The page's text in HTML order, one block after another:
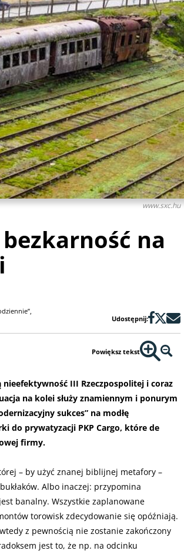
www.sxc.hu
bezkarność na
Udostępnij:
Powiększ tekst
nieefektywność III Rzeczpospolitej i coraz
na kolei służy znamiennym i ponurym
sukces” na modłę
do prywatyzacji PKP Cargo, które de
firmy.
– by użyć znanej biblijnej metafory –
Albo inaczej: przypomina
banalny. Wszystkie zaplanowane
torowisk zdecydowanie się opóźniają.
z pewnością nie zostanie zakończony
jest to, że np. na odcinku